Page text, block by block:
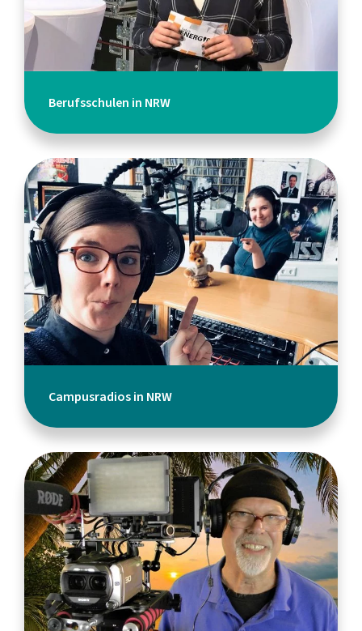
Berufsschulen in NRW
Campusradios in NRW